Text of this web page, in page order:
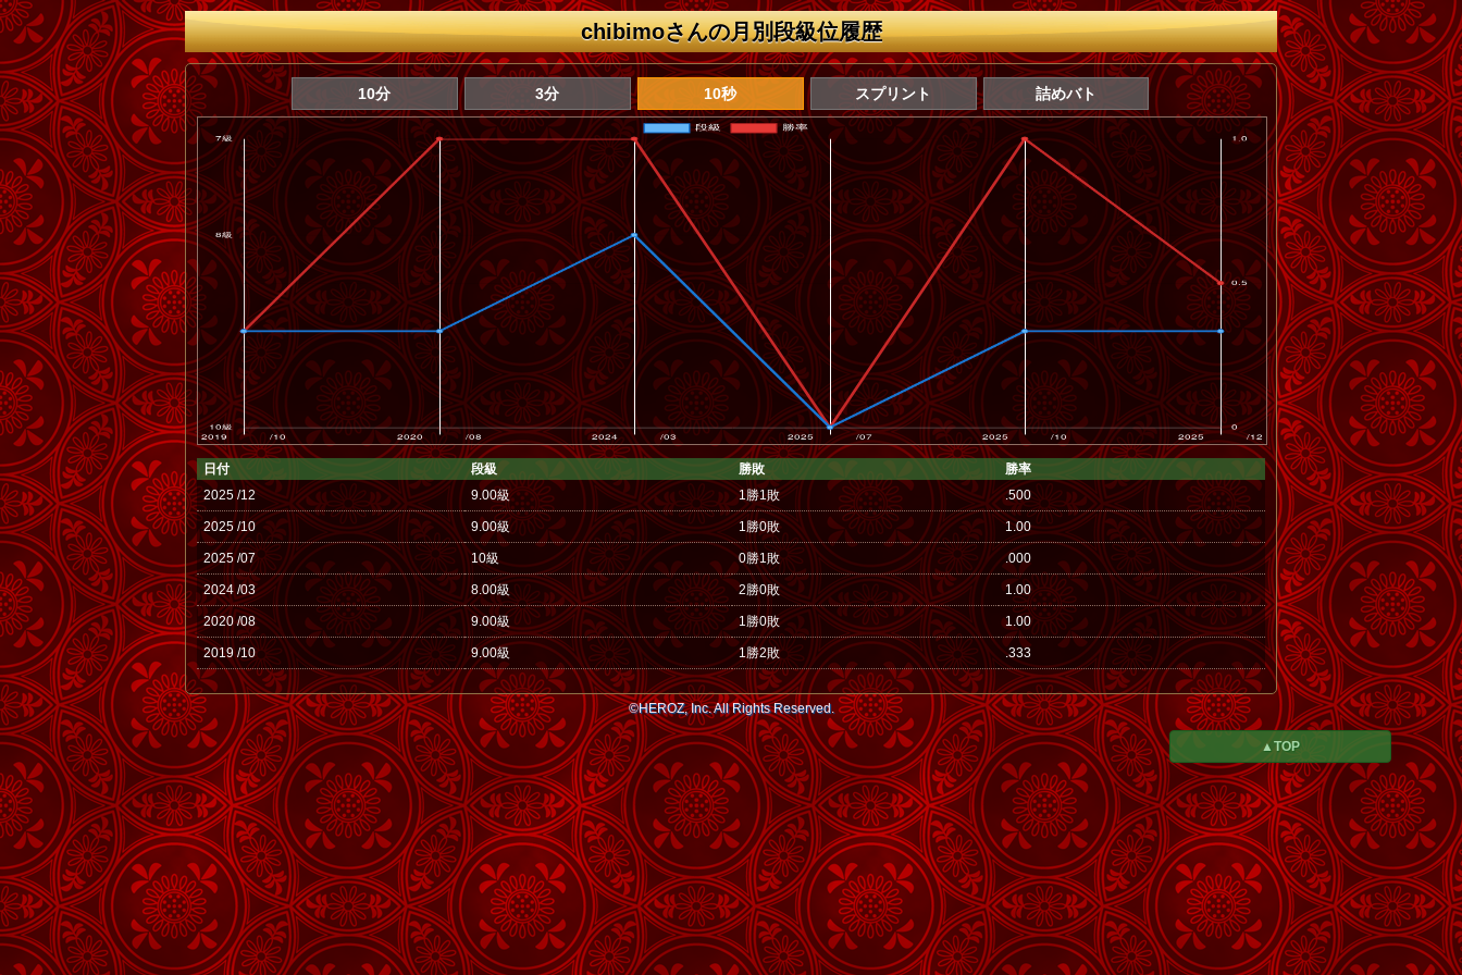
chibimoさんの月別段級位履歴
10分 3分 10秒 スプリント 詰めバト
日付 段級 勝敗
勝率
2025 /12
9.00級 1勝1敗 .500
2025 /10 9.00級 1勝0敗 1.00
2025 /07 10級 0勝1敗 .000
2024 /03 8.00級 2勝0敗 1.00
2020 /08 9.00級 1勝0敗 1.00
2019 /10 9.00級 1勝2敗 .333
©HEROZ, Inc. All Rights Reserved.
▲TOP